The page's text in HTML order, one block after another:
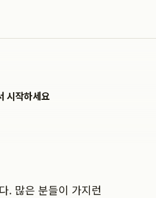
시작하세요
. 많은 분들이 가지런